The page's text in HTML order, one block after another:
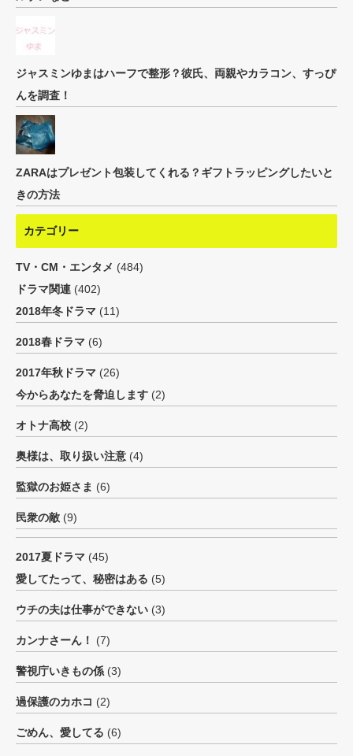
ジャスミンゆまはハーフで整形？彼氏、両親やカラコン、すっぴ
んを調査！
ZARAはプレゼント包装してくれる？ギフトラッピングしたいと
きの方法
カテゴリー
TV・CM・エンタメ (484)
ドラマ関連 (402)
2018年冬ドラマ (11)
2018春ドラマ (6)
2017年秋ドラマ (26)
今からあなたを脅迫します (2)
オトナ高校 (2)
奥様は、取り扱い注意 (4)
監獄のお姫さま (6)
民衆の敵 (9)
2017夏ドラマ (45)
愛してたって、秘密はある (5)
ウチの夫は仕事ができない (3)
カンナさーん！ (7)
警視庁いきもの係 (3)
過保護のカホコ (2)
ごめん、愛してる (6)